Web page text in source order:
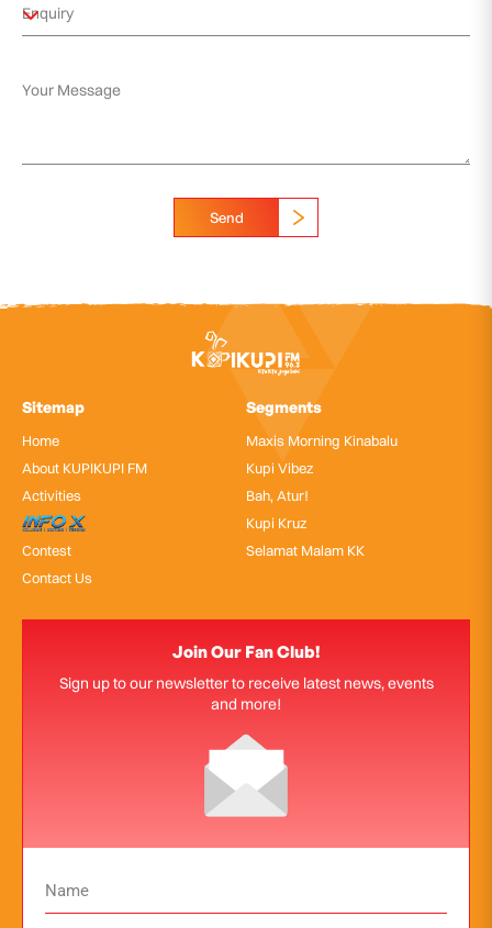
Send
Sitemap
Home
About KUPIKUPI FM
Activities
InfoX
Contest
Contact Us
Segments
Maxis Morning Kinabalu
Kupi Vibez
Bah, Atur!
Kupi Kruz
Selamat Malam KK
Join Our Fan Club!
Sign up to our newsletter to receive latest news, events
and more!